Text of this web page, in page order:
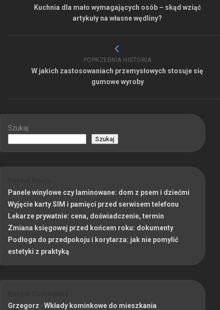
Kuchnia dla mało wymagających osób – skąd wziąć
artykuły na własne wędliny?
POPRZEDNIA HISTORIA
W jakich zastosowaniach przemysłowych stosuje się
gumowe wyroby
Szukaj
Szukaj
Panele winylowe czy laminowane: dom z psem i dziećmi
Wyjęcie karty SIM i pamięci przed serwisem telefonu
Lekarze prywatnie: cena, doświadczenie, termin
Zmiana księgowej przed końcem roku: dokumenty
Podłoga do przedpokoju i korytarza: jak nie pomylić
estetyki z praktyką
Grzegorz -Wkłady kominkowe do mieszkania